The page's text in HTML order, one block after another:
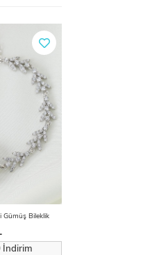
Gümüş Bileklik
İndirim